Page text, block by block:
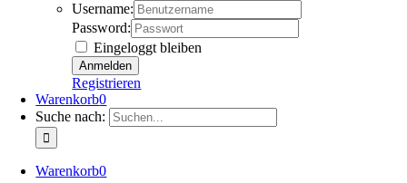
Username:
Password:
Eingeloggt bleiben
Registrieren
Warenkorb0
Suche nach:
Warenkorb0